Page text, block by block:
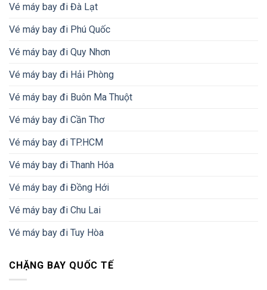
Vé máy bay đi Đà Lạt
Vé máy bay đi Phú Quốc
Vé máy bay đi Quy Nhơn
Vé máy bay đi Hải Phòng
Vé máy bay đi Buôn Ma Thuột
Vé máy bay đi Cần Thơ
Vé máy bay đi TP.HCM
Vé máy bay đi Thanh Hóa
Vé máy bay đi Đồng Hới
Vé máy bay đi Chu Lai
Vé máy bay đi Tuy Hòa
CHẶNG BAY QUỐC TẾ